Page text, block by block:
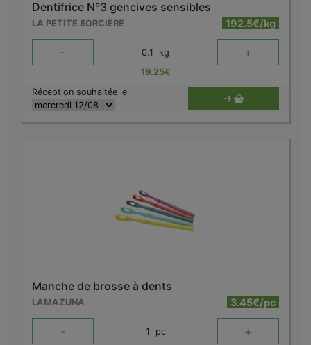
Dentifrice N°3 gencives sensibles
LA PETITE SORCIÈRE 192.5€/kg
- 0.1 kg +
19.25€
Réception souhaitée le
Manche de brosse à dents
LAMAZUNA 3.45€/pc
- 1 pc +